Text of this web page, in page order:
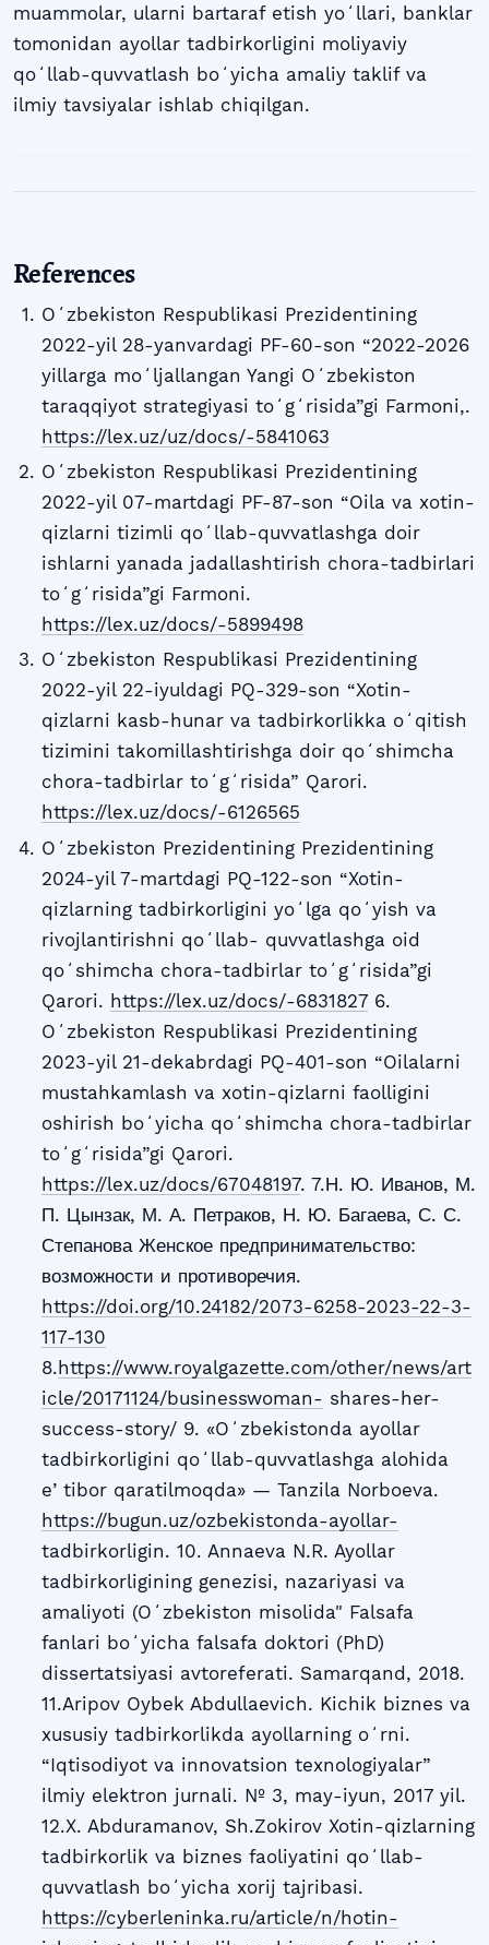
muammolar, ularni bartaraf etish yoʻllari, banklar
tomonidan ayollar tadbirkorligini moliyaviy
qoʻllab-quvvatlash boʻyicha amaliy taklif va
ilmiy tavsiyalar ishlab chiqilgan.
References
Oʻzbekiston Respublikasi Prezidentining
2022-yil 28-yanvardagi PF-60-son “2022-2026
yillarga moʻljallangan Yangi Oʻzbekiston
taraqqiyot strategiyasi toʻgʻrisida”gi Farmoni,.
https://lex.uz/uz/docs/-5841063
Oʻzbekiston Respublikasi Prezidentining
2022-yil 07-martdagi PF-87-son “Oila va xotin-
qizlarni tizimli qoʻllab-quvvatlashga doir
ishlarni yanada jadallashtirish chora-tadbirlari
toʻgʻrisida”gi Farmoni.
https://lex.uz/docs/-5899498
Oʻzbekiston Respublikasi Prezidentining
2022-yil 22-iyuldagi PQ-329-son “Xotin-
qizlarni kasb-hunar va tadbirkorlikka oʻqitish
tizimini takomillashtirishga doir qoʻshimcha
chora-tadbirlar toʻgʻrisida” Qarori.
https://lex.uz/docs/-6126565
Oʻzbekiston Prezidentining Prezidentining
2024-yil 7-martdagi PQ-122-son “Xotin-
qizlarning tadbirkorligini yoʻlga qoʻyish va
rivojlantirishni qoʻllab- quvvatlashga oid
qoʻshimcha chora-tadbirlar toʻgʻrisida”gi
Qarori. https://lex.uz/docs/-68318276.
Oʻzbekiston Respublikasi Prezidentining
2023-yil 21-dekabrdagi PQ-401-son “Oilalarni
mustahkamlash va xotin-qizlarni faolligini
oshirish boʻyicha qoʻshimcha chora-tadbirlar
toʻgʻrisida”gi Qarori.
https://lex.uz/docs/67048197. 7.Н. Ю. Иванов, М.
П. Цынзак, М. А. Петраков, Н. Ю. Багаева, С. С.
Степанова Женское предпринимательство:
возможности и противоречия.
https://doi.org/10.24182/2073-6258-2023-22-3-
117-130
8.https://www.royalgazette.com/other/news/art
icle/20171124/businesswoman- shares-her-
success-story/ 9. «Oʻzbekistonda ayollar
tadbirkorligini qoʻllab-quvvatlashga alohida
eʼtibor qaratilmoqda» — Tanzila Norboeva.
https://bugun.uz/ozbekistonda-ayollar-
tadbirkorligin. 10. Annaeva N.R. Ayollar
tadbirkorligining genezisi, nazariyasi va
amaliyoti (Oʻzbekiston misolida" Falsafa
fanlari boʻyicha falsafa doktori (PhD)
dissertatsiyasi avtoreferati. Samarqand, 2018.
11.Aripov Oybek Abdullaevich. Kichik biznes va
xususiy tadbirkorlikda ayollarning oʻrni.
“Iqtisodiyot va innovatsion texnologiyalar”
ilmiy elektron jurnali. № 3, may-iyun, 2017 yil.
12.X. Abduramanov, Sh.Zokirov Xotin-qizlarning
tadbirkorlik va biznes faoliyatini qoʻllab-
quvvatlash boʻyicha xorij tajribasi.
https://cyberleninka.ru/article/n/hotin-